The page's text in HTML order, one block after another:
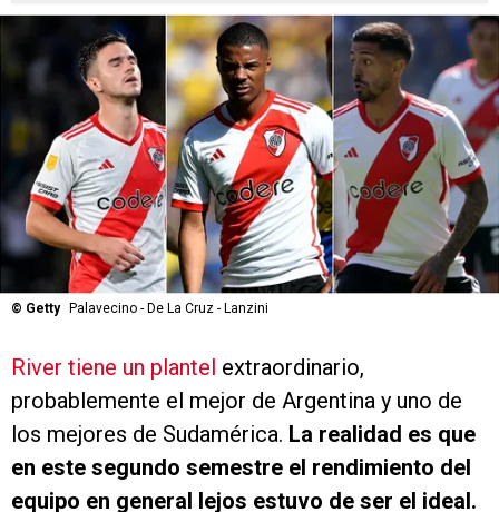
© Getty Palavecino - De La Cruz - Lanzini
River tiene un plantel extraordinario,
probablemente el mejor de Argentina y uno de
los mejores de Sudamérica. La realidad es que
en este segundo semestre el rendimiento del
equipo en general lejos estuvo de ser el ideal.